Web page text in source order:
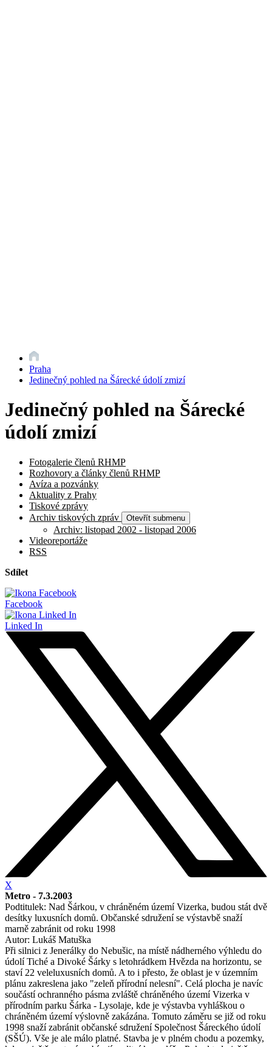
Praha
Jedinečný pohled na Šárecké údolí zmizí
Jedinečný pohled na Šárecké
údolí zmizí
Fotogalerie členů RHMP
Rozhovory a články členů RHMP
Avíza a pozvánky
Aktuality z Prahy
Tiskové zprávy
Archiv tiskových zpráv
Otevřít submenu
Archiv: listopad 2002 - listopad 2006
Videoreportáže
RSS
Sdílet
Facebook
Linked In
X
Metro - 7.3.2003
Podtitulek: Nad Šárkou, v chráněném území Vizerka, budou stát dvě
desítky luxusních domů. Občanské sdružení se výstavbě snaží
marně zabránit od roku 1998
Autor: Lukáš Matuška
Při silnici z Jenerálky do Nebušic, na místě nádherného výhledu do
údolí Tiché a Divoké Šárky s letohrádkem Hvězda na horizontu, se
staví 22 veleluxusních domů. A to i přesto, že oblast je v územním
plánu zakreslena jako "zeleň přírodní nelesní". Celá plocha je navíc
součástí ochranného pásma zvláště chráněného území Vizerka v
přírodním parku Šárka - Lysolaje, kde je výstavba vyhláškou o
chráněném území výslovně zakázána. Tomuto záměru se již od roku
1998 snaží zabránit občanské sdružení Společnost Šáreckého údolí
(SŠÚ). Vše je ale málo platné. Stavba je v plném chodu a pozemky,